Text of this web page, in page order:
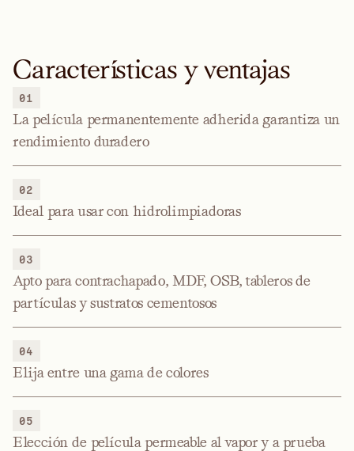
Características y ventajas
01
La película permanentemente adherida garantiza un
rendimiento duradero
02
Ideal para usar con hidrolimpiadoras
03
Apto para contrachapado, MDF, OSB, tableros de
partículas y sustratos cementosos
04
Elija entre una gama de colores
05
Elección de película permeable al vapor y a prueba